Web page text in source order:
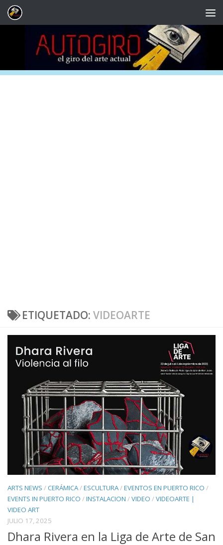
Saltar al contenido
ETIQUETADO: VIDEOARTE
ARTS NEWS /CERÁMICA/ESCULTURA/EVENTOS EN PUERTO RICO /
EVENTS IN PUERTO RICO /INSTALACION /VIDEO /VIDEOARTE |
VIDEO ART
JULIO 17, 2025
Dhara Rivera en la Liga de Arte de San